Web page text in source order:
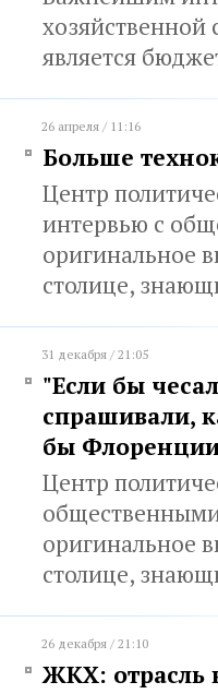
хозяйственной
является
26 апреля / 11:16
Больше
Центр
интервью с
оригинальное
столице,
31 декабря / 21:05
"Если бы
спрашивали,
бы
Центр
оригинальное
столице,
26 декабря / 21:10
ЖКХ: отрасль